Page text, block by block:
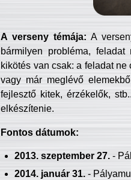
A verseny témája: A
bármilyen probléma, feladat
kikötés van csak: a feladat
vagy már meglévő
fejlesztő kitek, érzékelők,
elkészítenie.
Fontos dátumok:
2013. szeptember 27.-
2014. január 31.-